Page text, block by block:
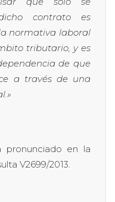
contrato es
normativa laboral
tributario, y es
de que
a través de una
en la
V2699/2013.